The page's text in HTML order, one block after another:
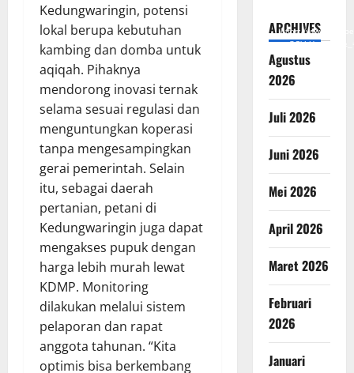
Kedungwaringin, potensi
lokal berupa kebutuhan
kambing dan domba untuk
aqiqah. Pihaknya
mendorong inovasi ternak
selama sesuai regulasi dan
menguntungkan koperasi
tanpa mengesampingkan
gerai pemerintah. Selain
itu, sebagai daerah
pertanian, petani di
Kedungwaringin juga dapat
mengakses pupuk dengan
harga lebih murah lewat
KDMP. Monitoring
dilakukan melalui sistem
pelaporan dan rapat
anggota tahunan. “Kita
optimis bisa berkembang
https://
ARCHIVES
Agustus
2026
Juli 2026
Juni 2026
Mei 2026
April 2026
Maret 2026
Februari
2026
Januari